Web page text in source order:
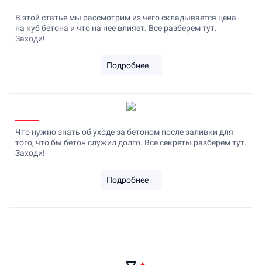
В этой статье мы рассмотрим из чего складывается цена
на куб бетона и что на нее влияет. Все разберем тут.
Заходи!
Подробнее
Что нужно знать об уходе за бетоном после заливки для
того, что бы бетон служил долго. Все секреты разберем тут.
Заходи!
Подробнее